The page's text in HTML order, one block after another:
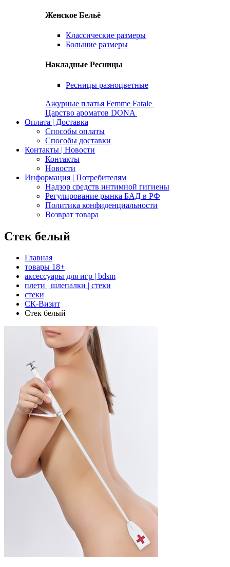
Женское Бельё
Классические размеры
Большие размеры
Накладные Ресницы
Ресницы разноцветные
Ажурные платья Femme Fatale
Царство ароматов DONA
Оплата | Доставка
Способы оплаты
Способы доставки
Контакты | Новости
Контакты
Новости
Информация | Потребителям
Надзор средств интимной гигиены
Регулирование рынка БАД в РФ
Политика конфиденциальности
Возврат товара
Стек белый
Главная
товары 18+
аксессуары для игр | bdsm
плети | шлепалки | стеки
стеки
СК-Визит
Стек белый